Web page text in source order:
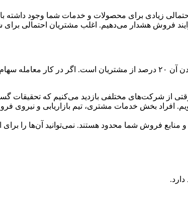
زیادی برای محصولات و خدمات شما وجود داشته
در این بخش نیز درباره فرایند فروش هشدار می‌دهیم. اغلب مشتریان
در بسیاری از کسب‌و‌کارها، ۲۰ درصد مشتریان، ۸۰ درصد محصولات و خدمات را می‌خرند. کار مهم شما پیدا کردن آن ۲۰
از شرکت‌های مختلفی بازدید می‌کنیم که تحقیقات
بخش خدمات مشتری، تیم بازاریابی و نیروی
فروش شما محدود هستند. نمی‌توانید آن‌ها را برای